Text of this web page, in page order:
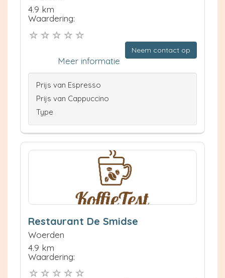
4.9 km
Waardering:
Neem contact op
Meer informatie
Prijs van Espresso
Prijs van Cappuccino
Type
Restaurant De Smidse
Woerden
4.9 km
Waardering: